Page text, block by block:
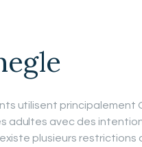
utilisent principalement
adultes avec des
plusieurs restrictions